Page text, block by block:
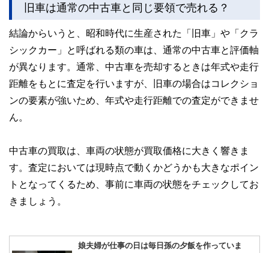
旧車は通常の中古車と同じ要領で売れる？
結論からいうと、昭和時代に生産された「旧車」や「クラ
シックカー」と呼ばれる類の車は、通常の中古車と評価軸
が異なります。通常、中古車を売却するときは年式や走行
距離をもとに査定を行いますが、旧車の場合はコレクショ
ンの要素が強いため、年式や走行距離での査定ができませ
ん。
中古車の買取は、車両の状態が買取価格に大きく響きま
す。査定においては現時点で動くかどうかも大きなポイン
トとなってくるため、事前に車両の状態をチェックしてお
きましょう。
娘夫婦が仕事の日は毎日孫の夕飯を作っていま